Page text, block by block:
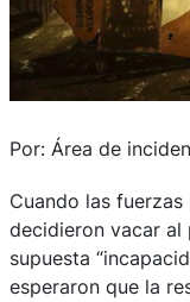
Por: Área de
Cuando las
decidieron vacar al
supuesta
esperaron que la